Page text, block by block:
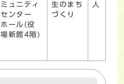
ミュニティ
センター
ホール(役
場新館4階)
生のまち
づくり
人